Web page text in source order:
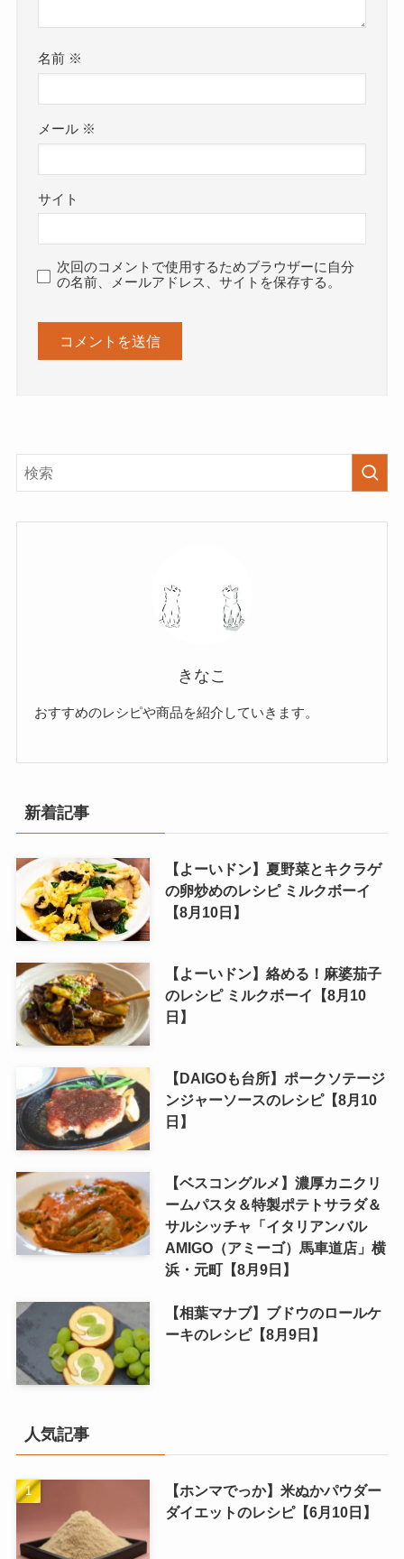
名前 ※
メール ※
サイト
次回のコメントで使用するためブラウザーに自分
の名前、メールアドレス、サイトを保存する。
きなこ
おすすめのレシピや商品を紹介していきます。
新着記事
【よーいドン】夏野菜とキクラゲ
の卵炒めのレシピ ミルクボーイ
【8月10日】
【よーいドン】絡める！麻婆茄子
のレシピ ミルクボーイ【8月10
日】
【DAIGOも台所】ポークソテージ
ンジャーソースのレシピ【8月10
日】
【ベスコングルメ】濃厚カニクリ
ームパスタ＆特製ポテトサラダ＆
サルシッチャ「イタリアンバル
AMIGO（アミーゴ）馬車道店」横
浜・元町【8月9日】
【相葉マナブ】ブドウのロールケ
ーキのレシピ【8月9日】
人気記事
【ホンマでっか】米ぬかパウダー
ダイエットのレシピ【6月10日】